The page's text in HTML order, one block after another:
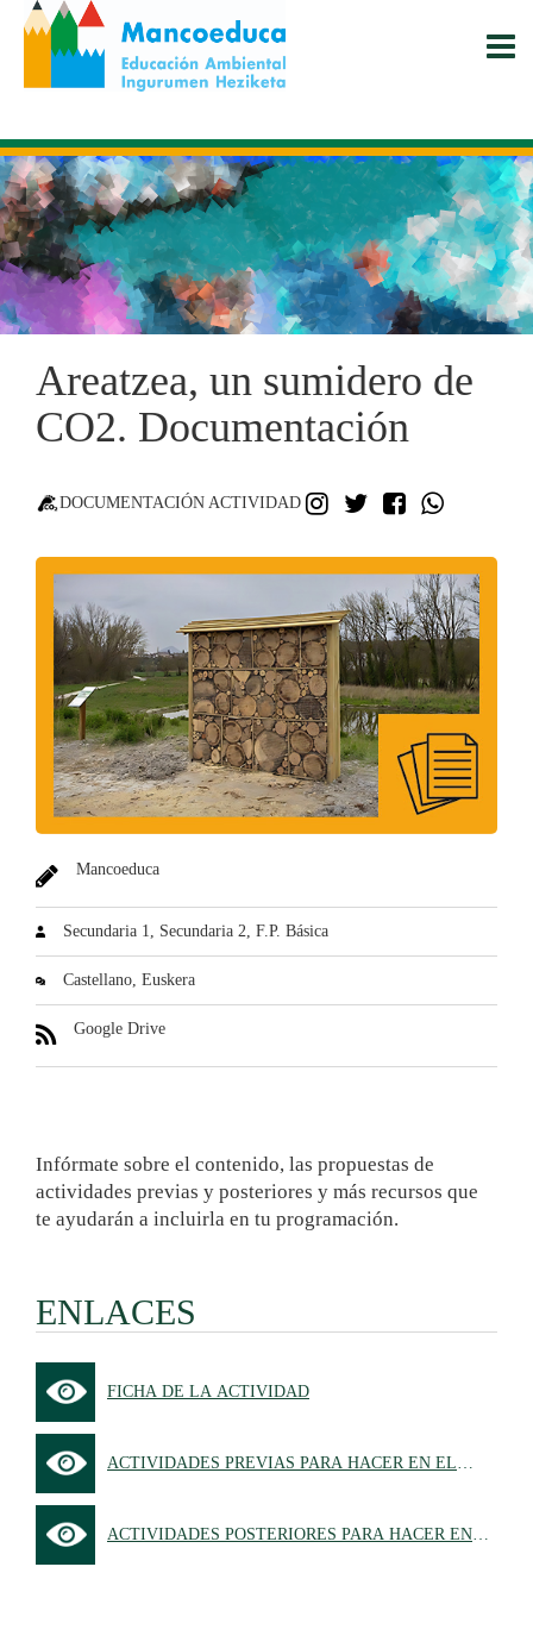
Pasar
contenido
principal
Areatzea, un sumidero de
CO2. Documentación
DOCUMENTACIÓN ACTIVIDAD
Mancoeduca
Secundaria 1 Secundaria 2 F.P. Básica
Castellano Euskera
Google Drive
Infórmate sobre el contenido, las propuestas de
actividades previas y posteriores y más recursos que
te ayudarán a incluirla en tu programación.
ENLACES
FICHA DE LA ACTIVIDAD
ACTIVIDADES PREVIAS PARA HACER EN EL
ACTIVIDADES POSTERIORES PARA HACER EN